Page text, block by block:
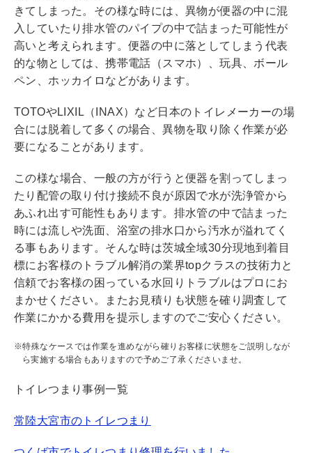
きてしまった。その様な時には、異物が便器の中に混
入していたり排水管のパイプの中で詰まった可能性が
高いと考えられます。便器の中に落としてしまう代表
的な物としては、携帯電話（スマホ）、玩具、ボール
ペン、ホッカイロなどがあります。
TOTOやLIXIL（INAX）など日本のトイレメーカーの場
合には脱着して多くの場合、異物を取り除く作業が必
要になることがあります。
この様な場合、一般の方が行うと便器を割ってしまっ
たり配管の取り付け接続不良が原因で水が洗浄管から
あふれ出す可能性もあります。排水管の中で詰まった
時には流しや洗面、浴室の排水口から汚水が溢れてく
る事もあります。そんな時は茨城全域30分現地到着目
標にお客様のトラブル解消の業界topクラスの技術力と
信頼でお客様の困っている水回りトラブルはプロにお
まかせください。またお見積りも状態を確り調査して
作業にかかる費用を提示しますのでご安心ください。
※特殊なケースでは作業を進めながら確りお客様に状態をご説明しなが
ら実施する場合もありますので予めご了承くださいませ。
トイレつまり事例一覧
常陸大宮市のトイレつまり